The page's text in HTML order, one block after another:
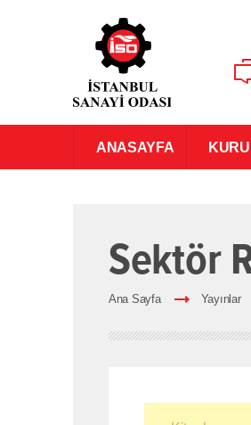
ANASAYFA
Sektör
Ana Sayfa Yayınlar